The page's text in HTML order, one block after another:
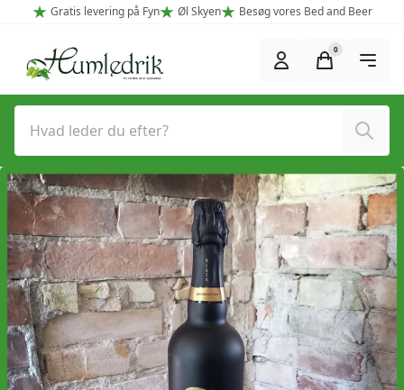
Spring til hovedindhold (Tryk Enter)
Gratis levering på Fyn Øl Skyen Besøg vores Bed and Beer
Søg
0